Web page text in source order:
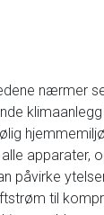
nærmer
apparater,
påvirke
til